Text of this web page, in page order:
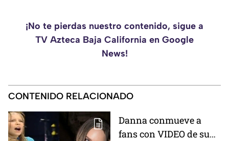
¡No te pierdas nuestro contenido, sigue a
TV Azteca Baja California en Google
News!
CONTENIDO RELACIONADO
Danna conmueve a
fans con VIDEO de su